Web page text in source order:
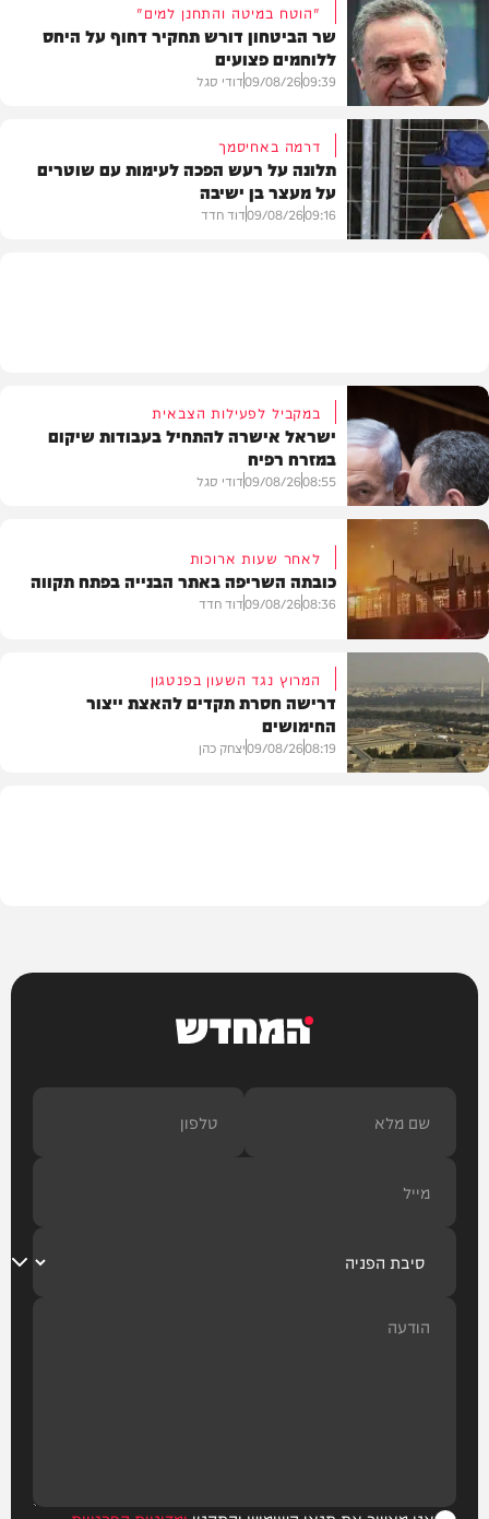
חדשות
חדשות
"הוטח במיטה והתחנן למים"
שר הביטחון דורש תחקיר דחוף על היחס
ללוחמים פצועים
09:39
09/08/26דודי סגל
דרמה באחיסמך
תלונה על רעש הפכה לעימות עם שוטרים
על מעצר בן ישיבה
09:16
09/08/26דוד חדד
חדשות
במקביל לפעילות הצבאית
ישראל אישרה להתחיל בעבודות שיקום
במזרח רפיח
08:55
09/08/26דודי סגל
חדשות
לאחר שעות ארוכות
כובתה השריפה באתר הבנייה בפתח תקווה
08:36
09/08/26דוד חדד
המרוץ נגד השעון בפנטגון
דרישה חסרת תקדים להאצת ייצור
החימושים
08:19
09/08/26יצחק כהן
המחדש